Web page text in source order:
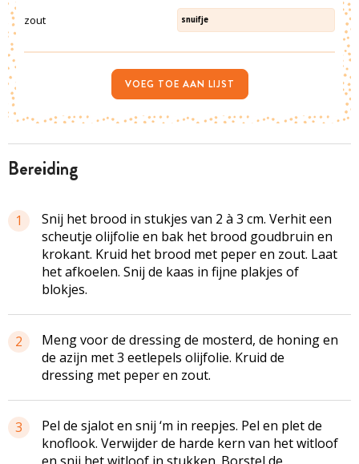
bereiding
1
Snij het brood in stukjes van 2 à 3 cm. Verhit een
scheutje olijfolie en bak het brood goudbruin en
krokant. Kruid het brood met peper en zout. Laat
het afkoelen. Snij de kaas in fijne plakjes of
blokjes.
2
Meng voor de dressing de mosterd, de honing en
de azijn met 3 eetlepels olijfolie. Kruid de
dressing met peper en zout.
3
Pel de sjalot en snij ‘m in reepjes. Pel en plet de
knoflook. Verwijder de harde kern van het witloof
en snij het witloof in stukken. Borstel de
zout snuifje
VOEG TOE AAN LIJST